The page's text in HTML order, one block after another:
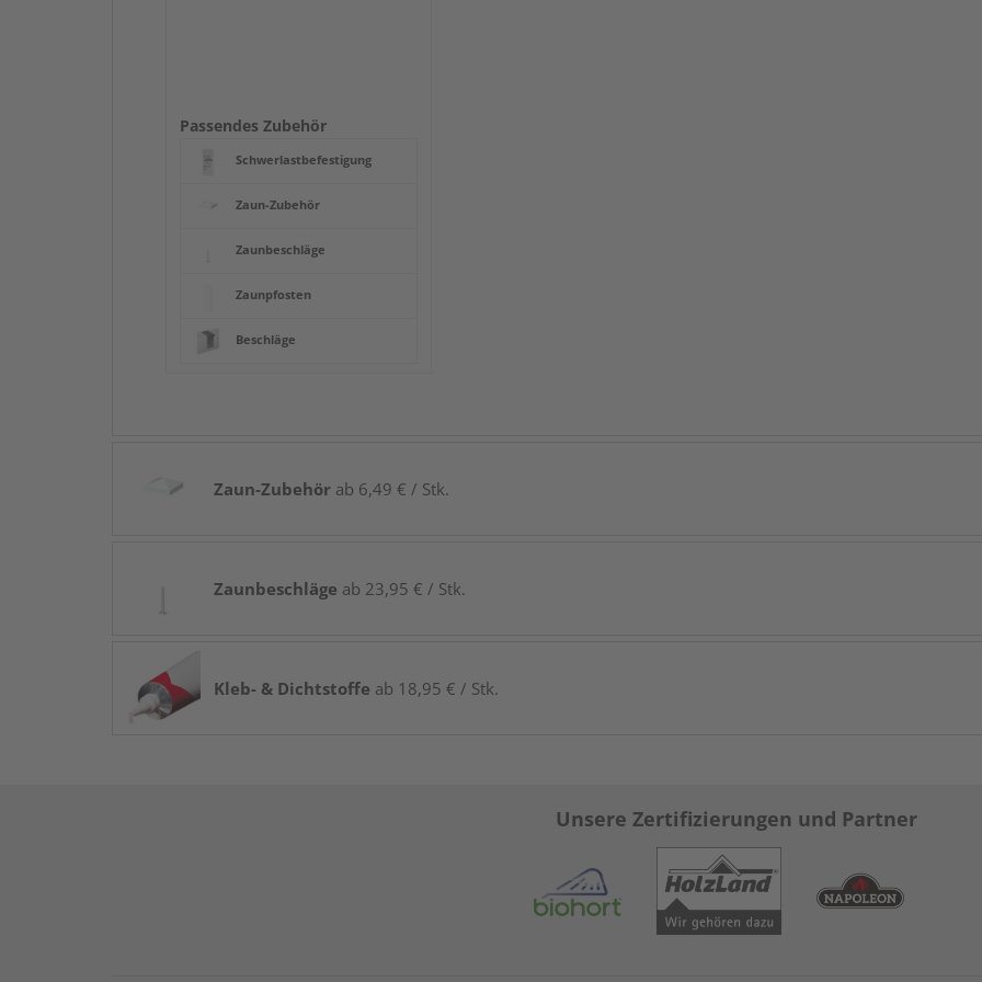
Passendes Zubehör
Schwerlastbefestigung
Zaun-Zubehör
Zaunbeschläge
Zaunpfosten
Beschläge
Zaun-Zubehör ab 6,49 € / Stk.
Zaunbeschläge ab 23,95 € / Stk.
Kleb- & Dichtstoffe ab 18,95 € / Stk.
Unsere Zertifizierungen und Partner